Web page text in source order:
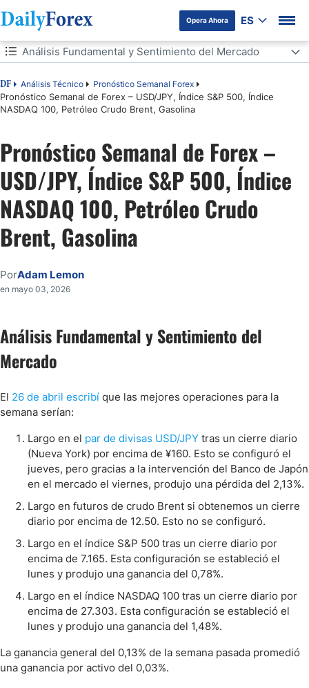
Opera Ahora ES
Tabla de contenidos
DF Análisis Técnico Pronóstico Semanal Forex
Pronóstico Semanal de Forex – USD/JPY, Índice S&P 500, Índice
NASDAQ 100, Petróleo Crudo Brent, Gasolina
Análisis Fundamental y Sentimiento del Mercado
Análisis Fundamental y Sentimiento del Mercado
La Semana que Viene: 4 – 8 de Mayo
Pronóstico Mensual Mayo 2026
Pronóstico Semanal 4 de Mayo de 2026
Análisis Técnico
Conclusión
Pronóstico Semanal de Forex –
USD/JPY, Índice S&P 500, Índice
NASDAQ 100, Petróleo Crudo
Brent, Gasolina
PorAdam Lemon
en mayo 03, 2026
Análisis Fundamental y Sentimiento del
Mercado
El 26 de abril escribí que las mejores operaciones para la
semana serían:
Largo en el par de divisas USD/JPY tras un cierre diario
(Nueva York) por encima de ¥160. Esto se configuró el
jueves, pero gracias a la intervención del Banco de Japón
en el mercado el viernes, produjo una pérdida del 2,13%.
Largo en futuros de crudo Brent si obtenemos un cierre
diario por encima de 12.50. Esto no se configuró.
Largo en el índice S&P 500 tras un cierre diario por
encima de 7.165. Esta configuración se estableció el
lunes y produjo una ganancia del 0,78%.
Largo en el índice NASDAQ 100 tras un cierre diario por
encima de 27.303. Esta configuración se estableció el
lunes y produjo una ganancia del 1,48%.
La ganancia general del 0,13% de la semana pasada promedió
una ganancia por activo del 0,03%.